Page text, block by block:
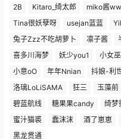
2B Kitaro_绮太郎 miko酱ww
Tina很妖孽呀
usejan蓝蓝
兔子Zzz不吃胡萝卜
凛子酱
喜多川海梦
妖少you1 小女
小意oO
年年Nnian 抖娘-利
洛璃LoLiSAMA
狂三 玉藻前
碧蓝航线
糖果果candy 绮梦
蜜汁猫裘
蠢沫沫 酒了崽崽
黑龙贯通